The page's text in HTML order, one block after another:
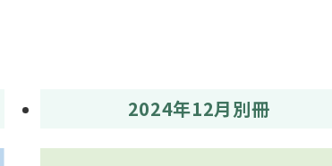
2024年12月別冊